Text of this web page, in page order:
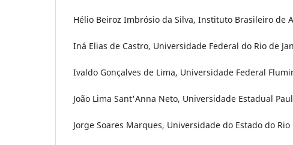
Hélio Beiroz Imbrósio da Silva, Instituto Brasileiro de
Iná Elias de Castro, Universidade Federal do Rio de
Ivaldo Gonçalves de Lima, Universidade Federal
João Lima Sant'Anna Neto, Universidade Estadual
Jorge Soares Marques, Universidade do Estado do Rio